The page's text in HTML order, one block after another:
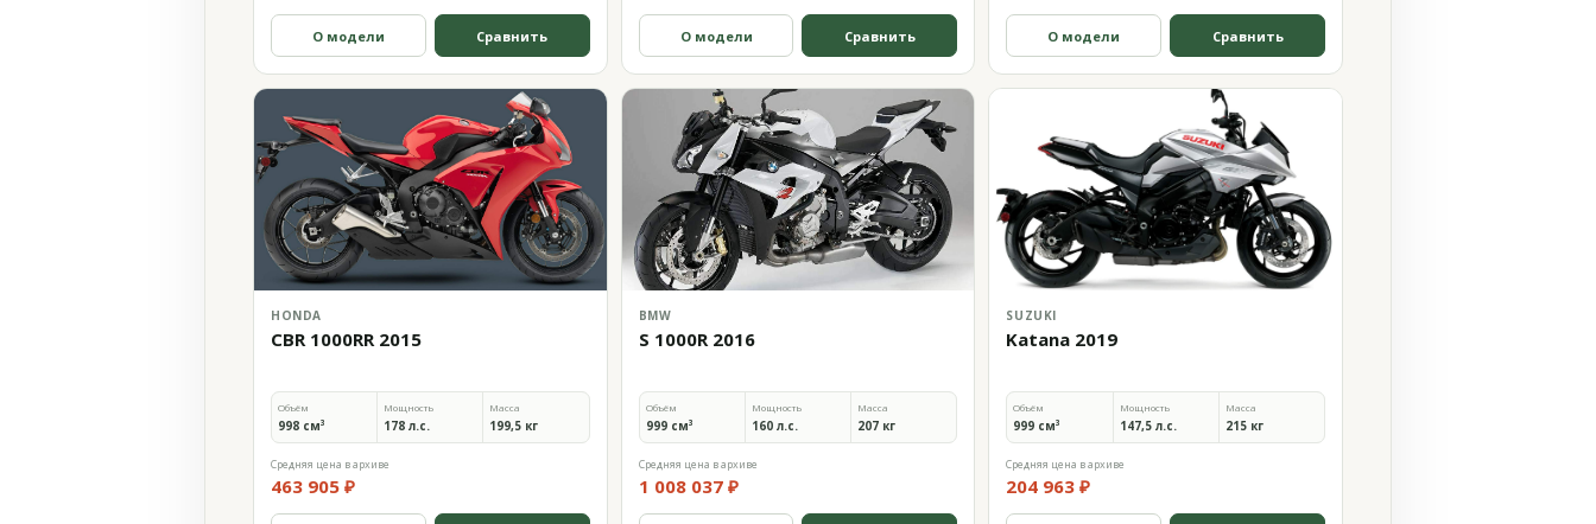
О модели Сравнить О модели Сравнить О модели Сравнить
HONDA
CBR 1000RR 2015
Объём
998 см³
Мощность
178 л.с.
Масса
199,5 кг
Средняя цена в архиве
463 905 ₽
BMW
S 1000R 2016
Объём
999 см³
Мощность
160 л.с.
Масса
207 кг
Средняя цена в архиве
1 008 037 ₽
SUZUKI
Katana 2019
Объём
999 см³
Мощность
147,5 л.с.
Масса
215 кг
Средняя цена в архиве
204 963 ₽